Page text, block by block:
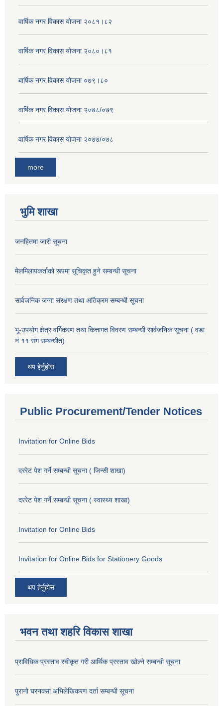
वार्षिक नगर विकास योजना २०८१।८२
वार्षिक नगर विकास योजना २०८०।८१
बार्षिक नगर विकास योजना ०७९।८०
वार्षिक नगर विकास योजना २०७८/०७९
वार्षिक नगर विकास योजना २०७७/०७८
more
भुमि शाखा
जनहितमा जारी सूचना
मेलमिलापकर्ताको रूपमा सूचिकृत हुने सम्बन्धी सूचना
सार्वजनिक जग्गा संरक्षण तथा अतिक्रम सम्बन्धी सूचना
भू-उपयोग क्षेत्र वर्गिकरण तथा कित्तागत विवरण सम्बन्धी सार्वजनिक सूचना ( वडा
नं ११ संग सम्बन्धीत)
थप हेर्नुहोस
Public Procurement/Tender Notices
Invitation for Online Bids
दररेट पेश गर्ने सम्बन्धी सूचना ( जिन्सी शाखा)
दररेट पेश गर्ने सम्बन्धी सूचना ( स्वास्थ्य शाखा)
Invitation for Online Bids
Invitation for Online Bids for Stationery Goods
थप हेर्नुहोस
भवन तथा शहरि विकास शाखा
प्राविधिक प्रस्ताव स्वीकृत गरी आर्थिक प्रस्ताव खोल्ने सम्बन्धी सूचना
पुरानो घरनक्सा अभिलेखिकरण दर्ता सम्बन्धी सूचना